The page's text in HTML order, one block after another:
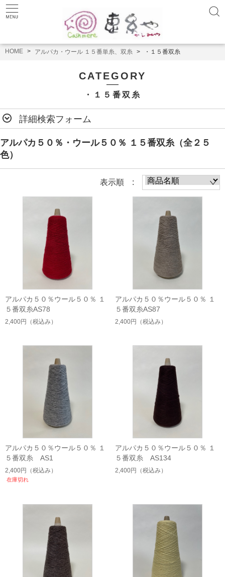
HOME アルパカ・ウール １５番単糸、双糸 ・１５番双糸
CATEGORY
・１５番双糸
詳細検索フォーム
アルパカ５０％・ウール５０％ １５番双糸（全２５
色）
表示順 :
アルパカ５０％ウール５０％ １
５番双糸AS78
2,400円 （税込み）
アルパカ５０％ウール５０％ １
５番双糸AS87
2,400円 （税込み）
アルパカ５０％ウール５０％ １
５番双糸 AS1
2,400円 （税込み）
在庫切れ
アルパカ５０％ウール５０％ １
５番双糸 AS134
2,400円 （税込み）